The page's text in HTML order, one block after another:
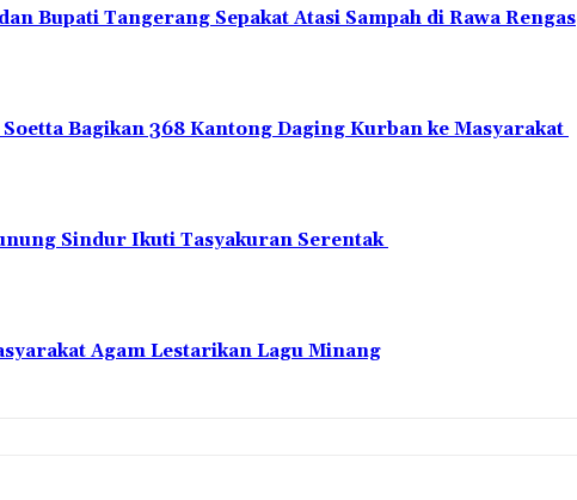
Bupati Tangerang Sepakat Atasi Sampah di Rawa Rengas
Bagikan 368 Kantong Daging Kurban ke Masyarakat
Sindur Ikuti Tasyakuran Serentak
Agam Lestarikan Lagu Minang